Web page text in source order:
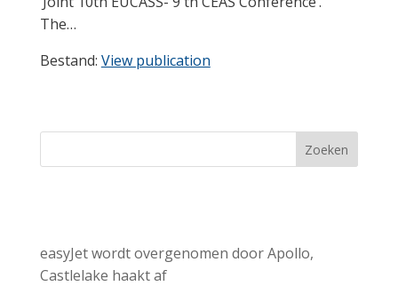
The…
Bestand: View publication
Zoeken
easyJet wordt overgenomen door Apollo,
Castlelake haakt af